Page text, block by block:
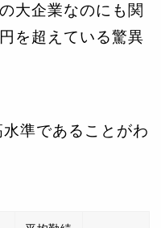
大企業なのにも関
を超えている驚異
準であることがわ